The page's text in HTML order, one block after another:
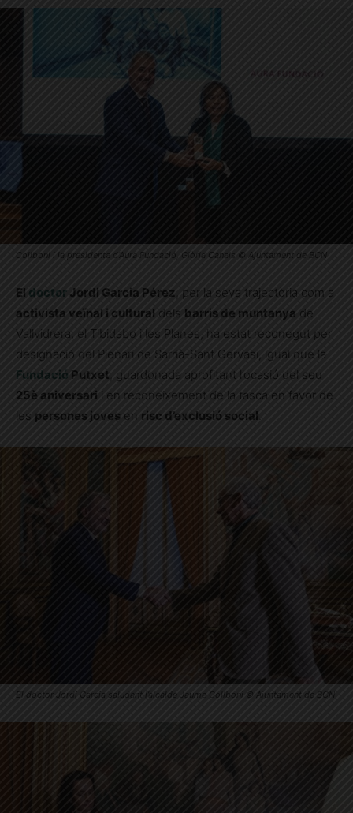
Collboni i la presidenta d’Aura Fundació, Glòria Canals © Ajuntament de BCN
El doctor Jordi Garcia Pérez , per la seva trajectòria com a
activista veïnal i cultural dels barris de muntanya de
Vallvidrera, el Tibidabo i les Planes, ha estat reconegut per
designació del Plenari de Sarrià-Sant Gervasi, igual que la
Fundació Putxet , guardonada aprofitant l’ocasió del seu
25è aniversari
i en reconeixement de la tasca en favor de
les persones joves en risc d’exclusió social
El doctor Jordi Garcia saludant l’alcalde Jaume Collboni © Ajuntament de BCN